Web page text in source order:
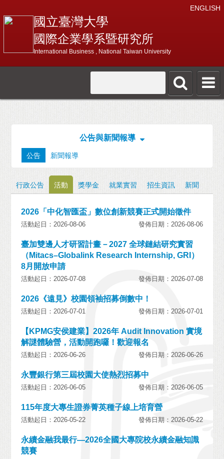
ENGLISH
國立臺灣大學
國際企業學系暨研究所
International Business , National Taiwan University
公告與新聞報導
公告 新聞報導
行政公告 活動 獎學金 就業實習 招生資訊 新聞
2026「中化智匯盃」數位創新競賽正式開始徵件
活動起日：2026-08-06 發佈日期：2026-08-06
臺加雙邊人才研習計畫－2027 全球鏈結研究實習
（Mitacs–Globalink Research Internship, GRI）
8月開放申請
活動起日：2026-07-08 發佈日期：2026-07-08
2026《遠見》校園領袖招募倒數中！
活動起日：2026-07-01 發佈日期：2026-07-01
【KPMG安侯建業】2026年 Audit Innovation 實境
解謎體驗營，活動開跑囉！歡迎報名
活動起日：2026-06-26 發佈日期：2026-06-26
永豐銀行第三屆校園大使熱烈招募中
活動起日：2026-06-05 發佈日期：2026-06-05
115年度大專生證券菁英種子線上培育營
活動起日：2026-05-22 發佈日期：2026-05-22
永續金融我最行—2026全國大專院校永續金融知識
競賽